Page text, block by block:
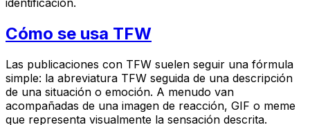
Cómo se usa TFW
Las publicaciones con TFW suelen seguir una fórmula
simple: la abreviatura TFW seguida de una descripción
de una situación o emoción. A menudo van
acompañadas de una imagen de reacción, GIF o meme
que representa visualmente la sensación descrita.